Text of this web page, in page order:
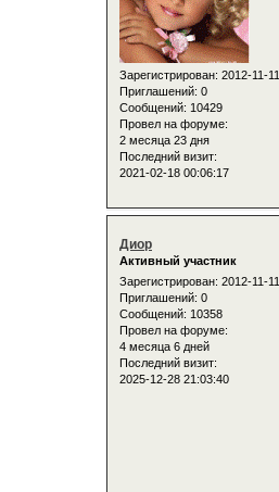
Зарегистрирован: 2012-11-11
Приглашений: 0
Сообщений: 10429
Провел на форуме:
2 месяца 23 дня
Последний визит:
2021-02-18 00:06:17
Диор
Активный участник
Зарегистрирован: 2012-11-11
Приглашений: 0
Сообщений: 10358
Провел на форуме:
4 месяца 6 дней
Последний визит:
2025-12-28 21:03:40